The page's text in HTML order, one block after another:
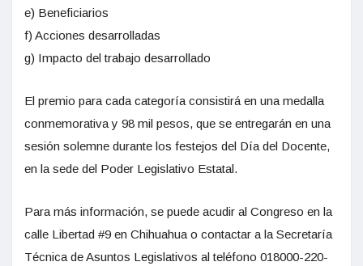
e) Beneficiarios
f) Acciones desarrolladas
g) Impacto del trabajo desarrollado
El premio para cada categoría consistirá en una medalla
conmemorativa y 98 mil pesos, que se entregarán en una
sesión solemne durante los festejos del Día del Docente,
en la sede del Poder Legislativo Estatal.
Para más información, se puede acudir al Congreso en la
calle Libertad #9 en Chihuahua o contactar a la Secretaría
Técnica de Asuntos Legislativos al teléfono 018000-220-